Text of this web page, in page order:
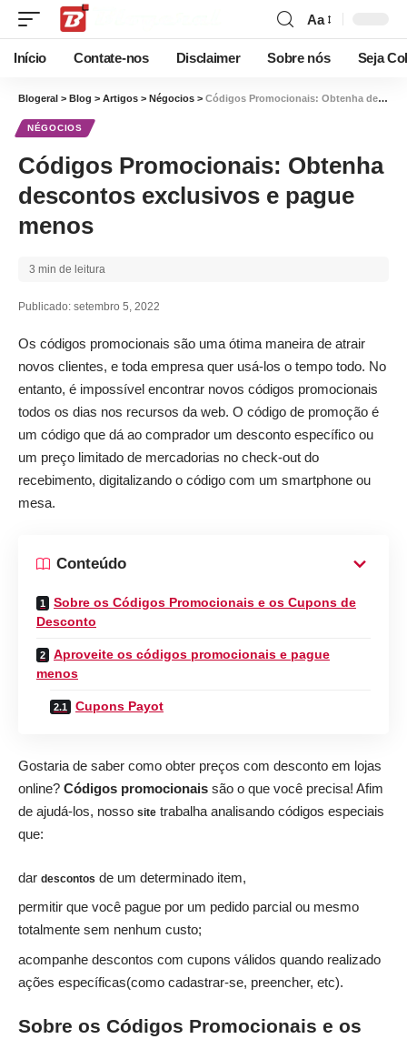
Aa
Início Contate-nos Disclaimer Sobre nós Seja
Blogeral > Blog > Artigos > Négocios > Códigos Promocionais: Obtenha descontos exclusivos e pague menos
NÉGOCIOS
Códigos Promocionais: Obtenha
descontos exclusivos e pague
menos
Publicado: setembro 5, 2022
3 min de leitura
Os códigos promocionais são uma ótima maneira de atrair
novos clientes, e toda empresa quer usá-los o tempo todo. No
entanto, é impossível encontrar novos códigos promocionais
todos os dias nos recursos da web. O código de promoção é
um código que dá ao comprador um desconto específico ou
um preço limitado de mercadorias no check-out do
recebimento, digitalizando o código com um smartphone ou
mesa.
Conteúdo
Sobre os Códigos Promocionais e os Cupons de
Desconto
Aproveite os códigos promocionais e pague
menos
Cupons Payot
Gostaria de saber como obter preços com desconto em lojas
online? Códigos promocionais são o que você precisa! Afim
de ajudá-los, nosso site trabalha analisando códigos especiais
que:
dar descontos de um determinado item,
permitir que você pague por um pedido parcial ou mesmo
totalmente sem nenhum custo;
acompanhe descontos com cupons válidos quando realizado
ações específicas(como cadastrar-se, preencher, etc).
Sobre os Códigos Promocionais e os